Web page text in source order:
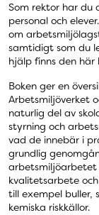
Som rektor har
personal och
om
samtidigt som du
hjälp finns den här
Boken ger en
Arbetsmiljöverket
naturlig del av
styrning och
vad de innebär i
grundlig
arbetsmiljöarbetet
kvalitetsarbete
till exempel buller,
kemiska riskkällor.